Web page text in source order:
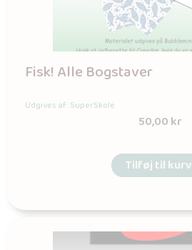
Fisk! Alle Bogstaver
Udgives af: SuperSkole
50,00kr
Tilføj til kurv